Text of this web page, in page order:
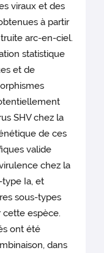
viraux et des
à partir
arc-en-ciel.
statistique
et de
SHV chez la
de ces
valide
chez la
Ia, et
sous-types
espèce.
ont été
dans